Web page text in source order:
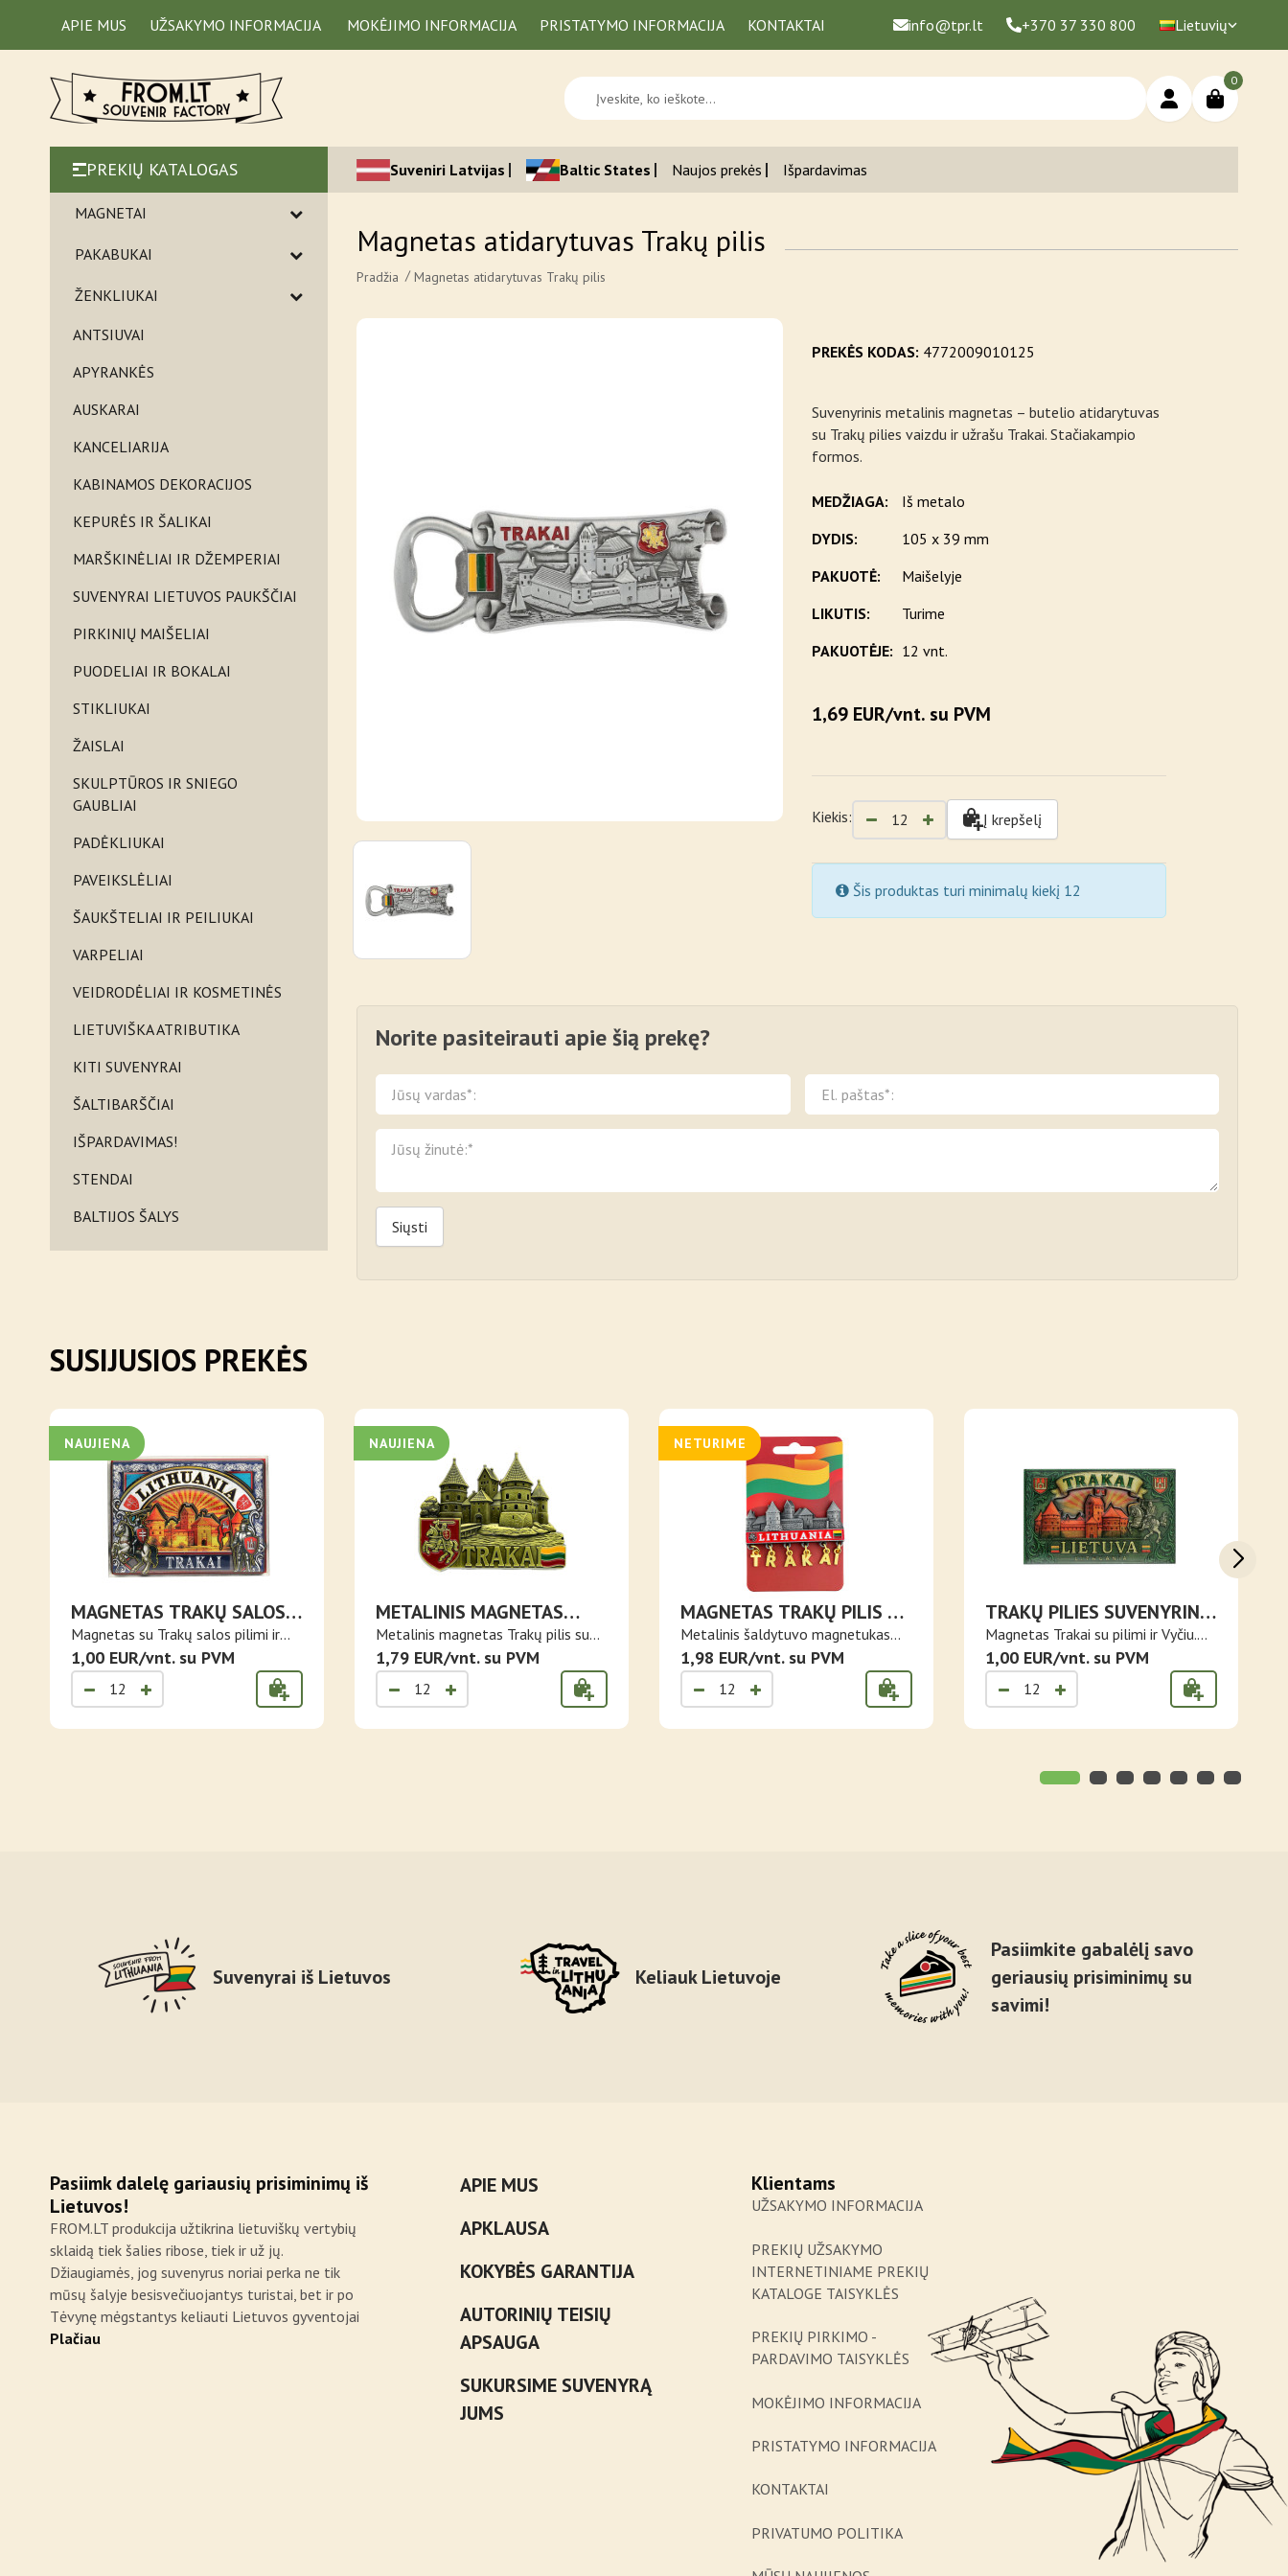
APIE MUS UŽSAKYMO INFORMACIJA MOKĖJIMO INFORMACIJA PRISTATYMO INFORMACIJA KONTAKTAI info@tpr.lt +370 37 330 800 Lietuvių
0
PREKIŲ KATALOGAS
MAGNETAI
PAKABUKAI
ŽENKLIUKAI
ANTSIUVAI
APYRANKĖS
AUSKARAI
KANCELIARIJA
KABINAMOS DEKORACIJOS
KEPURĖS IR ŠALIKAI
MARŠKINĖLIAI IR DŽEMPERIAI
SUVENYRAI LIETUVOS PAUKŠČIAI
PIRKINIŲ MAIŠELIAI
PUODELIAI IR BOKALAI
STIKLIUKAI
ŽAISLAI
SKULPTŪROS IR SNIEGO
GAUBLIAI
PADĖKLIUKAI
PAVEIKSLĖLIAI
ŠAUKŠTELIAI IR PEILIUKAI
VARPELIAI
VEIDRODĖLIAI IR KOSMETINĖS
LIETUVIŠKA ATRIBUTIKA
KITI SUVENYRAI
ŠALTIBARŠČIAI
IŠPARDAVIMAS!
STENDAI
BALTIJOS ŠALYS
Suveniri Latvijas Baltic States Naujos prekės Išpardavimas
Magnetas atidarytuvas Trakų pilis
Pradžia Magnetas atidarytuvas Trakų pilis
PREKĖS KODAS: 4772009010125
Suvenyrinis metalinis magnetas – butelio atidarytuvas
su Trakų pilies vaizdu ir užrašu Trakai. Stačiakampio
formos.
MEDŽIAGA:
Iš metalo
DYDIS:
105 x 39 mm
PAKUOTĖ:
Maišelyje
LIKUTIS:
Turime
PAKUOTĖJE: 12 vnt.
1,69 EUR/vnt. su PVM
Kiekis: Į krepšelį
Šis produktas turi minimalų kiekį 12
Norite pasiteirauti apie šią prekę?
Siųsti
SUSIJUSIOS PREKĖS
NAUJIENA
MAGNETAS TRAKŲ SALOS
PILIS
Magnetas su Trakų salos pilimi ir
Liet..
1,00 EUR/vnt. su PVM
NAUJIENA
METALINIS MAGNETAS
TRAKŲ PILIS
Metalinis magnetas Trakų pilis su
užra..
1,79 EUR/vnt. su PVM
NETURIME
MAGNETAS TRAKŲ PILIS SU
KABANČIOMIS RAIDĖMIS
TRAKAI
Metalinis šaldytuvo magnetukas
Trakai ..
1,98 EUR/vnt. su PVM
TRAKŲ PILIES SUVENYRINIS
MAGNETAS
Magnetas Trakai su pilimi ir Vyčiu.
De..
1,00 EUR/vnt. su PVM
Suvenyrai iš Lietuvos Keliauk Lietuvoje
Pasiimkite gabalėlį savo
geriausių prisiminimų su
savimi!
Pasiimk dalelę gariausių prisiminimų iš
Lietuvos!
FROM.LT produkcija užtikrina lietuviškų vertybių
sklaidą tiek šalies ribose, tiek ir už jų.
Džiaugiamės, jog suvenyrus noriai perka ne tik
mūsų šalyje besisvečiuojantys turistai, bet ir po
Tėvynę mėgstantys keliauti Lietuvos gyventojai
Plačiau
APIE MUS
APKLAUSA
KOKYBĖS GARANTIJA
AUTORINIŲ TEISIŲ
APSAUGA
SUKURSIME SUVENYRĄ
JUMS
Klientams
UŽSAKYMO INFORMACIJA
PREKIŲ UŽSAKYMO
INTERNETINIAME PREKIŲ
KATALOGE TAISYKLĖS
PREKIŲ PIRKIMO -
PARDAVIMO TAISYKLĖS
MOKĖJIMO INFORMACIJA
PRISTATYMO INFORMACIJA
KONTAKTAI
PRIVATUMO POLITIKA